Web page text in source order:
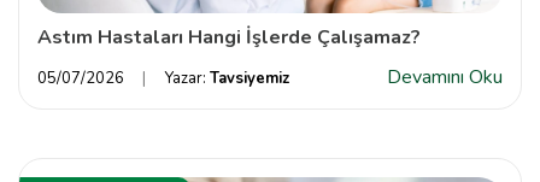
Astım Hastaları Hangi İşlerde Çalışamaz?
05/07/2026 Yazar: Tavsiyemiz Devamını Oku